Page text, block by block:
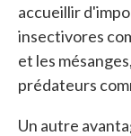
accueillir
insectivores
et les
prédateurs
Un autre